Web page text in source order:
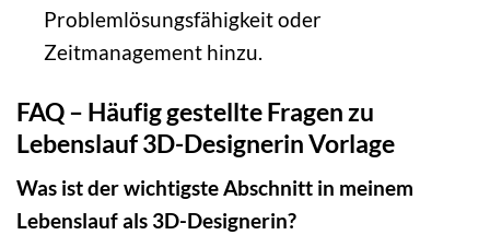
Problemlösungsfähigkeit oder
Zeitmanagement hinzu.
FAQ – Häufig gestellte Fragen zu
Lebenslauf 3D-Designerin Vorlage
Was ist der wichtigste Abschnitt in meinem
Lebenslauf als 3D-Designerin?